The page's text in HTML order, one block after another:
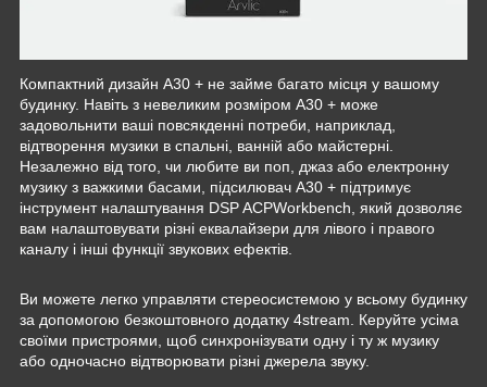
Компактний дизайн A30 + не займе багато місця у вашому
будинку. Навіть з невеликим розміром A30 + може
задовольнити ваші повсякденні потреби, наприклад,
відтворення музики в спальні, ванній або майстерні.
Незалежно від того, чи любите ви поп, джаз або електронну
музику з важкими басами, підсилювач A30 + підтримує
інструмент налаштування DSP ACPWorkbench, який дозволяє
вам налаштовувати різні еквалайзери для лівого і правого
каналу і інші функції звукових ефектів.
Ви можете легко управляти стереосистемою у всьому будинку
за допомогою безкоштовного додатку 4stream. Керуйте усіма
своїми пристроями, щоб синхронізувати одну і ту ж музику
або одночасно відтворювати різні джерела звуку.